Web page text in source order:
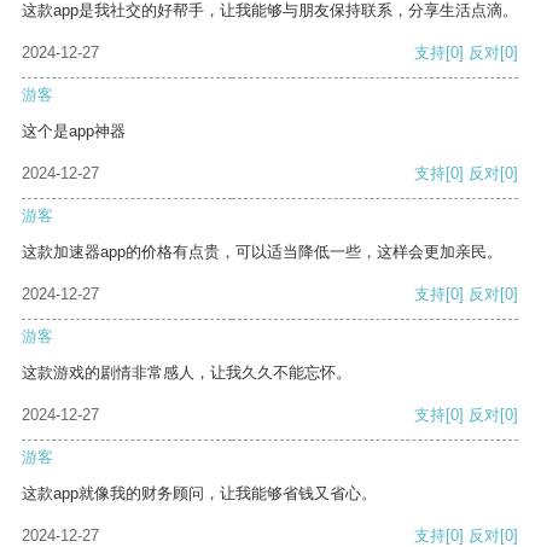
这款app是我社交的好帮手，让我能够与朋友保持联系，分享生活点滴。
2024-12-27 支持[0] 反对[0]
游客
这个是app神器
2024-12-27 支持[0] 反对[0]
游客
这款加速器app的价格有点贵，可以适当降低一些，这样会更加亲民。
2024-12-27 支持[0] 反对[0]
游客
这款游戏的剧情非常感人，让我久久不能忘怀。
2024-12-27 支持[0] 反对[0]
游客
这款app就像我的财务顾问，让我能够省钱又省心。
2024-12-27 支持[0] 反对[0]